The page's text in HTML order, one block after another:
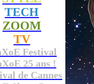
TECH
ZOOM
TV
Festival
25 ans !
de Cannes